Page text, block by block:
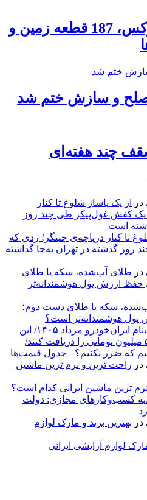
توقیف 86خودروی لوکس، 187 قطعه زمین و
چند هفته‌ای
در
از یک پاساژ شلوغ تا کنار
یک کفش غول‌پیکر طی چند روز
است
تا کنار دریاچه‌ی چیتگر؛ ردی که
گذشته در تهران به‌جا گذاشته
در طلای آب‌شده، سکه یا طلای
ارزش پول هوشمندانه‌تر
سکه یا طلای دست دوم؛
پول هوشمندانه‌تر است؟
ثبت‌نام ایران‌خودرو مرداد ۱۴۰۵/ این
افراد می‌توانند سود ا ۵۳۰ میلیون تومانی را دریافت کنند/
که ضرر نکنیم؟+ جدول قیمت‌ها
در راحت ترین و نرم ترین ماشین
ترین ماشین ایرانی کدام است؟
کسب‌وکارهای مجازی: دولت
در بهترین برند و مارک لوازم
لوازم آرایشی ایرانی